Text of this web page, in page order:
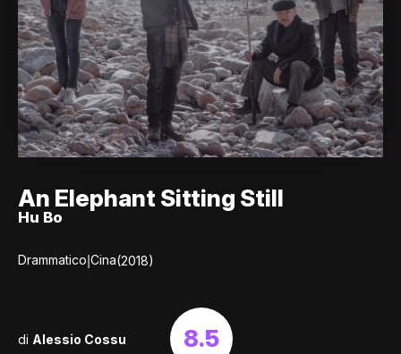
An Elephant Sitting Still
Hu Bo
Drammatico|Cina(2018)
di Alessio Cossu 8.5